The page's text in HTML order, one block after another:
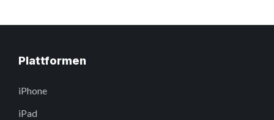
Plattformen
iPhone
iPad